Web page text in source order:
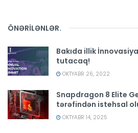
ÖNƏRİLƏNLƏR.
Bakıda illik
tutacaq!
OKTYABR 26, 2022
Snapdragon 8 Elite
tərəfindən istehsal
OKTYABR 14, 2025